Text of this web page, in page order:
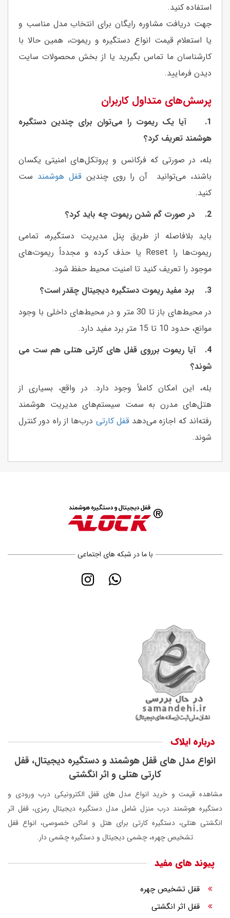
استفاده کنید.
جهت دریافت مشاوره رایگان برای انتخاب مدل مناسب و
یا استعلام قیمت انواع دستگیره و ریموت، همین حالا با
کارشناسان ما تماس بگیرید یا از بخش محصولات سایت
دیدن فرمایید.
پرسش‌های متداول کاربران
1. آیا یک ریموت را می‌توان برای چندین دستگیره
هوشمند تعریف کرد؟
بله، در صورتی که فرکانس و پروتکل‌های امنیتی یکسان
باشند، می‌توانید آن را روی چندینقفل هوشمند ست
کنید.
2. در صورت گم شدن ریموت چه باید کرد؟
باید بلافاصله از طریق پنل مدیریت دستگیره، تمامی
ریموت‌ها را Reset یا حذف کرده و مجدداً ریموت‌های
موجود را تعریف کنید تا امنیت محیط حفظ شود.
3. برد مفید ریموت دستگیره دیجیتال چقدر است؟
در محیط‌های باز تا 30 متر و در محیط‌های داخلی با وجود
موانع، حدود 10 تا 15 متر برد مفید دارد.
4. آیا ریموت برروی قفل های کارتی هتلی هم ست می
شوند؟
بله، این امکان کاملاً وجود دارد. در واقع، بسیاری از
هتل‌های مدرن به سمت سیستم‌های مدیریت هوشمند
رفته‌اند که اجازه می‌دهدقفل کارتی درب‌ها از راه دور کنترل
شوند.
با ما در شبکه های اجتماعی
درباره ایلاک
انواع مدل های قفل هوشمند و دستگیره دیجیتال، قفل
کارتی هتلی و اثر انگشتی
مشاهده قیمت و خرید انواع مدل های قفل الکترونیکی درب ورودی و
دستگیره هوشمند درب منزل شامل مدل دستگیره دیجیتال رمزی، قفل اثر
انگشتی هتلی، دستگیره کارتی برای هتل و اماکن خصوصی، انواع قفل
تشخیص چهره، چشمی دیجیتال و دستگیره چشمی دار.
پیوند های مفید
قفل تشخیص چهره
قفل اثر انگشتی